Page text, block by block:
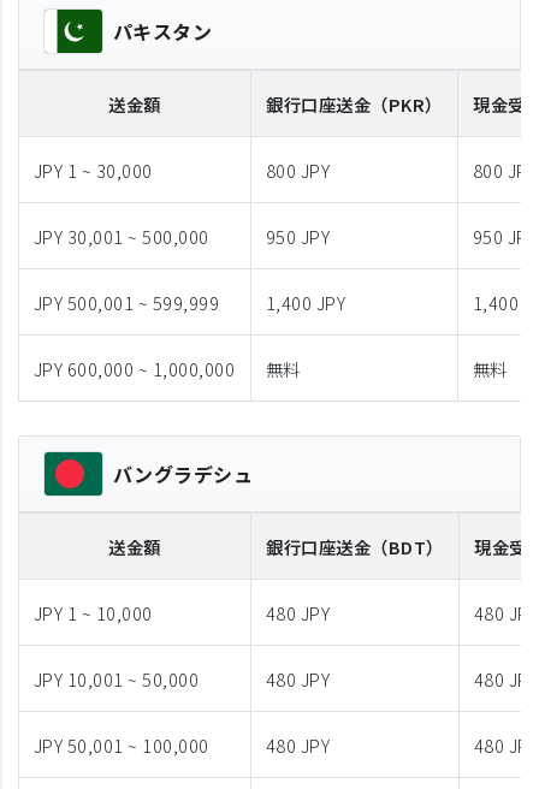
パキスタン
送金額 銀行口座送金 （PKR） 現金受
JPY 1 ~ 30,000 800 JPY 800 JPY
JPY 30,001 ~ 500,000 950 JPY 950 JPY
JPY 500,001 ~ 599,999 1,400 JPY 1,400
JPY 600,000 ~ 1,000,000 無料 無料
バングラデシュ
送金額 銀行口座送金 （BDT） 現金受
JPY 1 ~ 10,000 480 JPY 480 JPY
JPY 10,001 ~ 50,000 480 JPY 480 JPY
JPY 50,001 ~ 100,000 480 JPY 480 JPY